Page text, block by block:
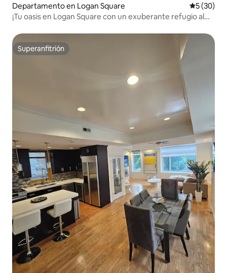
Departamento en Logan Square
5 (30)
¡Tu oasis en Logan Square con un exuberante refugio al
Superanfitrión
Superanfitrión